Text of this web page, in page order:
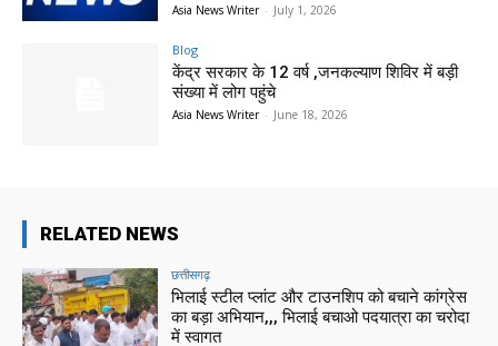
Asia News Writer - July 1, 2026
Blog
केंद्र सरकार के 12 वर्ष ,जनकल्याण शिविर में बड़ी
संख्या में लोग पहुंचे
Asia News Writer - June 18, 2026
RELATED NEWS
छत्तीसगढ़
भिलाई स्टील प्लांट और टाउनशिप को बचाने कांग्रेस
का बड़ा अभियान,,, भिलाई बचाओ पदयात्रा का चरोदा
में स्वागत